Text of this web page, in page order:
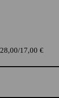
28,00 17,00 €